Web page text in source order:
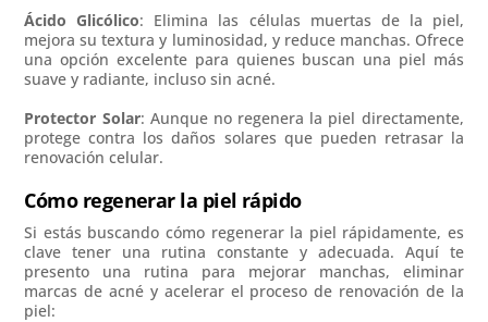
Ácido Glicólico: Elimina las células muertas de la piel,
mejora su textura y luminosidad, y reduce manchas. Ofrece
una opción excelente para quienes buscan una piel más
suave y radiante, incluso sin acné.
Protector Solar: Aunque no regenera la piel directamente,
protege contra los daños solares que pueden retrasar la
renovación celular.
Cómo regenerar la piel rápido
Si estás buscando cómo regenerar la piel rápidamente, es
clave tener una rutina constante y adecuada. Aquí te
presento una rutina para mejorar manchas, eliminar
marcas de acné y acelerar el proceso de renovación de la
piel: